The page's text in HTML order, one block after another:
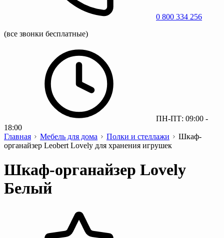
0 800 334 256
(все звонки бесплатные)
ПН-ПТ: 09:00 -
18:00
Главная
Мебель для дома Полки и стеллажи
Шкаф-
органайзер Leobert Lovely для хранения игрушек
Шкаф-органайзер Lovely
Белый